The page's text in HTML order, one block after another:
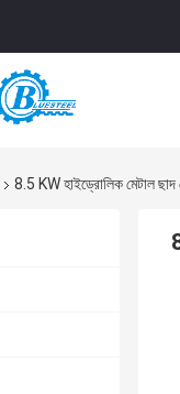
8.5 KW হাইড্রোলিক মেটাল ছাদ